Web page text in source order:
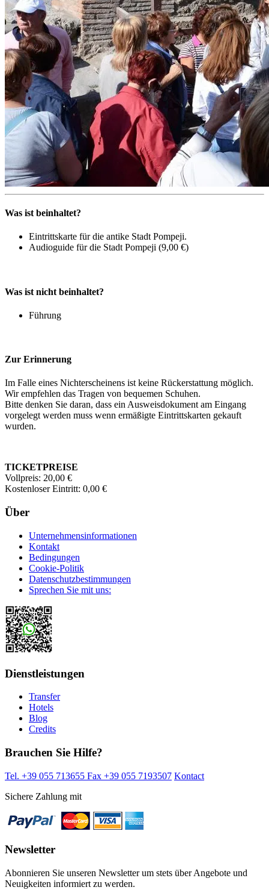
Was ist beinhaltet?
Eintrittskarte für die antike Stadt Pompeji.
Audioguide für die Stadt Pompeji (9,00 €)
Was ist nicht beinhaltet?
Führung
Zur Erinnerung
Im Falle eines Nichterscheinens ist keine Rückerstattung möglich.
Wir empfehlen das Tragen von bequemen Schuhen.
Bitte denken Sie daran, dass ein Ausweisdokument am Eingang
vorgelegt werden muss wenn ermäßigte Eintrittskarten gekauft
wurden.
TICKETPREISE
Vollpreis: 20,00 €
Kostenloser Eintritt: 0,00 €
Über
Unternehmensinformationen
Kontakt
Bedingungen
Cookie-Politik
Datenschutzbestimmungen
Sprechen Sie mit uns:
Dienstleistungen
Transfer
Hotels
Blog
Credits
Brauchen Sie Hilfe?
Tel. +39 055 713655 Fax +39 055 7193507 Kontact
Sichere Zahlung mit
Newsletter
Abonnieren Sie unseren Newsletter um stets über Angebote und
Neuigkeiten informiert zu werden.